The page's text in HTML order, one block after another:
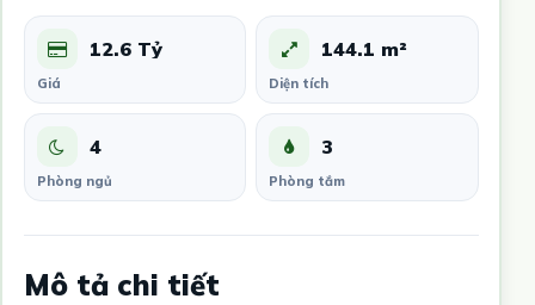
12.6 Tỷ
Giá
144.1 m²
Diện tích
4
Phòng ngủ
3
Phòng tắm
Mô tả chi tiết